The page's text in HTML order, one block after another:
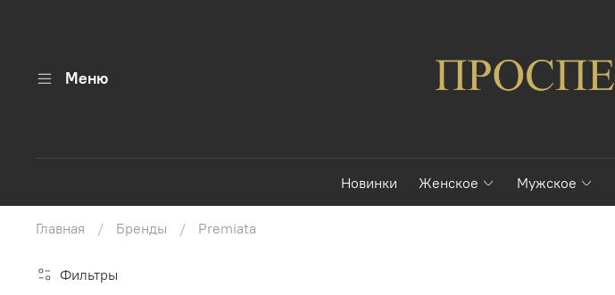
Меню
Новинки Женское Мужское
Главная Бренды Premiata
Фильтры